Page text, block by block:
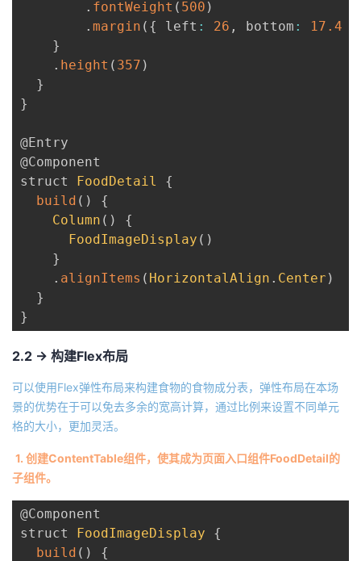
. fontWeight ( 500 )
. margin ( { left : 26 , bottom : 17.4
}
. height ( 357 )
}
}
@Entry
@Component
struct FoodDetail
{
build ( )
{
Column ( )
{
FoodImageDisplay ( )
}
. alignItems ( HorizontalAlign . Center )
}
}
2.2 -> 构建Flex布局
可以使用Flex弹性布局来构建食物的食物成分表，弹性布局在本场
景的优势在于可以免去多余的宽高计算，通过比例来设置不同单元
格的大小，更加灵活。
1. 创建ContentTable组件，使其成为页面入口组件FoodDetail的
子组件。
@Component
struct FoodImageDisplay
{
build ( )
{